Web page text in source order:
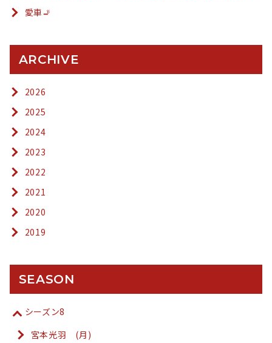
愛車🚬
ARCHIVE
2026
2025
2024
2023
2022
2021
2020
2019
SEASON
シーズン8
宮本光羽 (月)